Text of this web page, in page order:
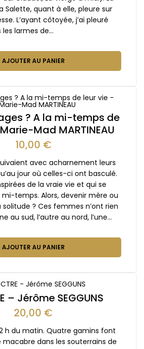
Salette, quant à elle, pleure sur
L’ayant côtoyée, j’ai pleuré
larmes de…
AJOUTER AU PANIER
? A la mi-temps de
Mad MARTINEAU
10,00 €
avec acharnement leurs
jour où celles-ci ont basculé.
de la vraie vie et qui se
temps. Alors, devenir mère ou
? Ces femmes n’ont rien
au sud, l’autre au nord, l’une…
AJOUTER AU PANIER
– Jérôme SEGGUNS
20,00 €
2 h du matin. Quatre gamins font
dans les souterrains de